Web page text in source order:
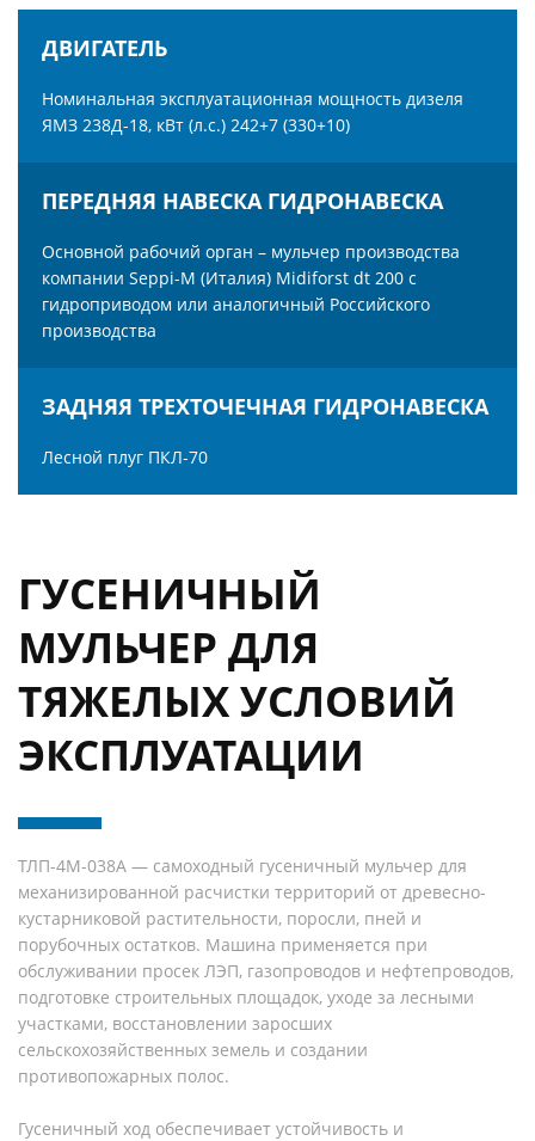
ДВИГАТЕЛЬ
Номинальная эксплуатационная мощность дизеля
ЯМЗ 238Д-18, кВт (л.с.) 242+7 (330+10)
ПЕРЕДНЯЯ НАВЕСКА ГИДРОНАВЕСКА
Основной рабочий орган – мульчер производства
компании Seppi-M (Италия) Midiforst dt 200 с
гидроприводом или аналогичный Российского
производства
ЗАДНЯЯ ТРЕХТОЧЕЧНАЯ ГИДРОНАВЕСКА
Лесной плуг ПКЛ-70
ГУСЕНИЧНЫЙ
МУЛЬЧЕР ДЛЯ
ТЯЖЕЛЫХ УСЛОВИЙ
ЭКСПЛУАТАЦИИ
ТЛП-4М-038А — самоходный гусеничный мульчер для
механизированной расчистки территорий от древесно-
кустарниковой растительности, поросли, пней и
порубочных остатков. Машина применяется при
обслуживании просек ЛЭП, газопроводов и нефтепроводов,
подготовке строительных площадок, уходе за лесными
участками, восстановлении заросших
сельскохозяйственных земель и создании
противопожарных полос.
Гусеничный ход обеспечивает устойчивость и